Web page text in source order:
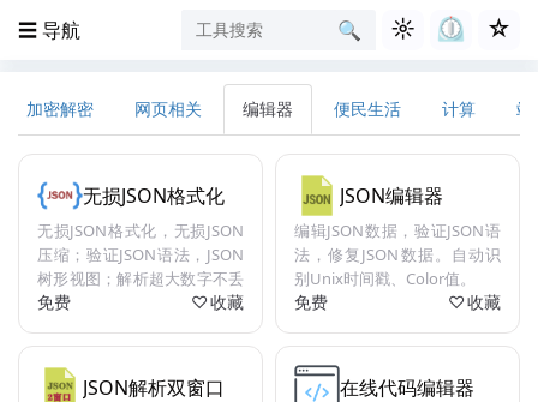
☰ 导航 🔍︎ ☼ ⏲︎ ☆
加密解密 网页相关 编辑器 便民生活 计算 站
无损JSON格式化
无损JSON格式化，无损JSON
压缩；验证JSON语法，JSON
树形视图；解析超大数字不丢
失精度。
免费 收藏
JSON编辑器
编辑JSON数据，验证JSON语
法，修复JSON数据。自动识
别Unix时间戳、Color值。
免费 收藏
JSON解析双窗口 在线代码编辑器